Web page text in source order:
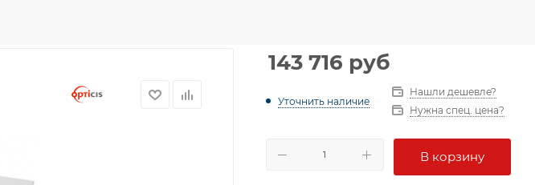
143 716 руб
Уточнить наличие
Нашли дешевле?
Нужна спец. цена?
В корзину